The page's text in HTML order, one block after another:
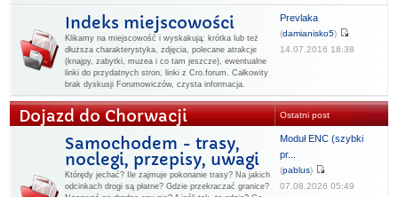
Indeks miejscowości
Klikamy na miejscowość i wyskakują: krótka lub też
dłuższa charakterystyka, zdjęcia, polecane atrakcje
(knajpy, zabytki, muzea i co tam jeszcze), ewentualne
linki do przydatnych stron, linki z Cro.forum. Całkowity
brak dyskusji Forumowiczów, czysta informacja.
Prevlaka
(damianisko5)
14.07.2016 18:38
Dojazd do Chorwacji Ostatni post
Samochodem - trasy,
noclegi, przepisy, uwagi
Którędy jechać? Ile zajmuje pokonanie trasy? Na jakich
odcinkach drogi są płatne? Gdzie przekraczać granice?
Moduł ENC (szybki
pr...
(pablus)
07.08.2026 05:49